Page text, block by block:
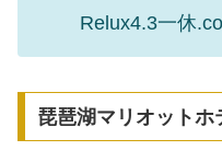
Relux4.3一休
琵琶湖マリオットホ